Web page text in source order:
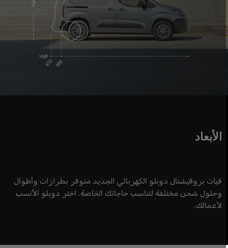
الأبعاد
فيات بروفيشنال دوبلو الكهربائي الجديد متوفر بطرازات وأطوال
وحلول شحن مختلفة لتناسب حاجاتك الخاصة. اختر دوبلو الأنسب
لأعمالك.